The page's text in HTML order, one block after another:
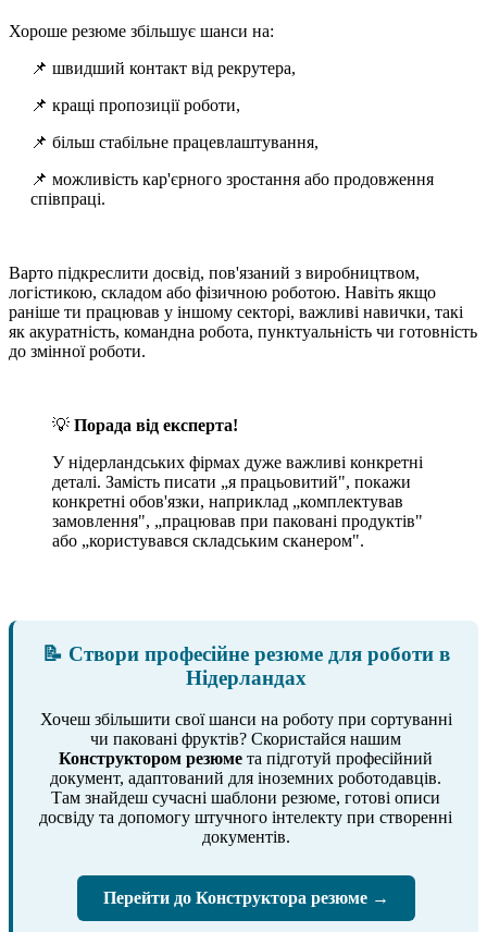
Хороше резюме збільшує шанси на:
📌 швидший контакт від рекрутера,
📌 кращі пропозиції роботи,
📌 більш стабільне працевлаштування,
📌 можливість кар'єрного зростання або продовження
співпраці.
Варто підкреслити досвід, пов'язаний з виробництвом,
логістикою, складом або фізичною роботою. Навіть якщо
раніше ти працював у іншому секторі, важливі навички, такі
як акуратність, командна робота, пунктуальність чи готовність
до змінної роботи.
💡 Порада від експерта!
У нідерландських фірмах дуже важливі конкретні
деталі. Замість писати „я працьовитий", покажи
конкретні обов'язки, наприклад „комплектував
замовлення", „працював при паковані продуктів"
або „користувався складським сканером".
📝 Створи професійне резюме для роботи в
Нідерландах
Хочеш збільшити свої шанси на роботу при сортуванні
чи паковані фруктів? Скористайся нашим
Конструктором резюме та підготуй професійний
документ, адаптований для іноземних роботодавців.
Там знайдеш сучасні шаблони резюме, готові описи
досвіду та допомогу штучного інтелекту при створенні
документів.
Перейти до Конструктора резюме →